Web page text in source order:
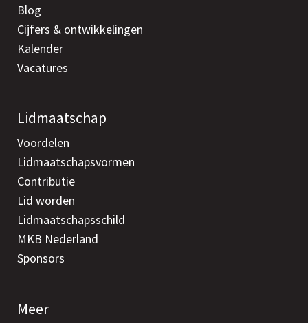
Blog
Cijfers & ontwikkelingen
Kalender
Vacatures
Lidmaatschap
Voordelen
Lidmaatschapsvormen
Contributie
Lid worden
Lidmaatschapsschild
MKB Nederland
Sponsors
Meer